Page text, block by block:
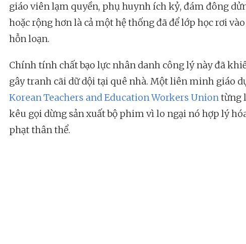
giáo viên lạm quyền, phụ huynh ích kỷ, đám đông
hoặc rộng hơn là cả một hệ thống đã để lớp học rơi
hỗn loạn.
Chính tính chất bạo lực nhân danh công lý này đã
gây tranh cãi dữ dội tại quê nhà. Một liên minh giáo
Korean Teachers and Education Workers Uniontừng
kêu gọi dừng sản xuất bộ phim vì lo ngại nó hợp lý
phạt thân thể.